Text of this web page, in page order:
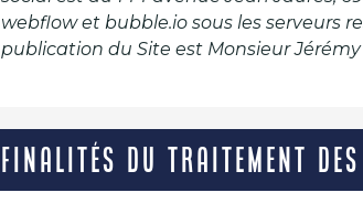
webflow et bubble.io sous les serveurs
publication du Site est Monsieur Jérémy
FINALITÉS DU TRAITEMENT